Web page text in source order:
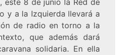
este 8 de junio la Red de
y a la Izquierda llevará a
de radio en torno a la
que además dará
solidaria. En ella